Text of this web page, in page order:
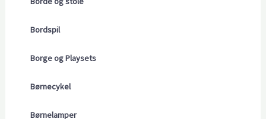
Bordspil
Borge og Playsets
Børnecykel
Børnelamper